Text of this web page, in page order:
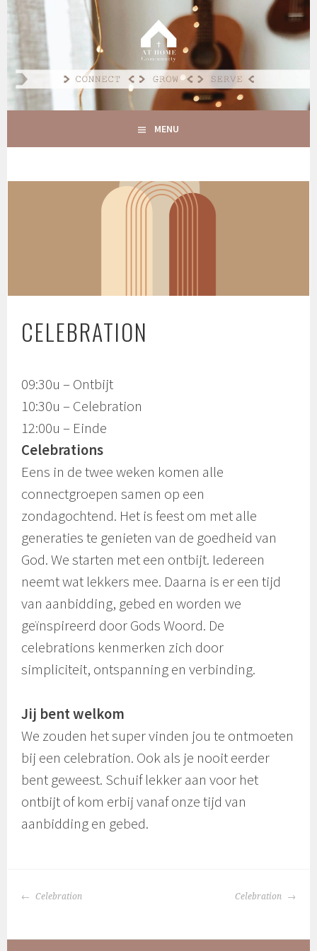
Spring
inhoud
AT HOME COMMUNITY
CONNECT GROW SERVE
MENU
CELEBRATION
09:30u – Ontbijt
10:30u – Celebration
12:00u – Einde
Celebrations
Eens in de twee weken komen alle
connectgroepen samen op een
zondagochtend. Het is feest om met alle
generaties te genieten van de goedheid van
God. We starten met een ontbijt. Iedereen
neemt wat lekkers mee. Daarna is er een tijd
van aanbidding, gebed en worden we
geïnspireerd door Gods Woord. De
celebrations kenmerken zich door
simpliciteit, ontspanning en verbinding.
Jij bent welkom
We zouden het super vinden jou te ontmoeten
bij een celebration. Ook als je nooit eerder
bent geweest. Schuif lekker aan voor het
ontbijt of kom erbij vanaf onze tijd van
aanbidding en gebed.
BERICHTNAVIGATIE
Celebration Celebration